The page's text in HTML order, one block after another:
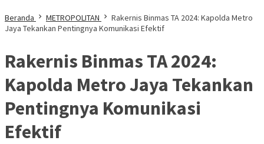
Beranda METROPOLITAN
Rakernis Binmas TA 2024: Kapolda Metro
Jaya Tekankan Pentingnya Komunikasi Efektif
Rakernis Binmas TA 2024:
Kapolda Metro Jaya Tekankan
Pentingnya Komunikasi
Efektif